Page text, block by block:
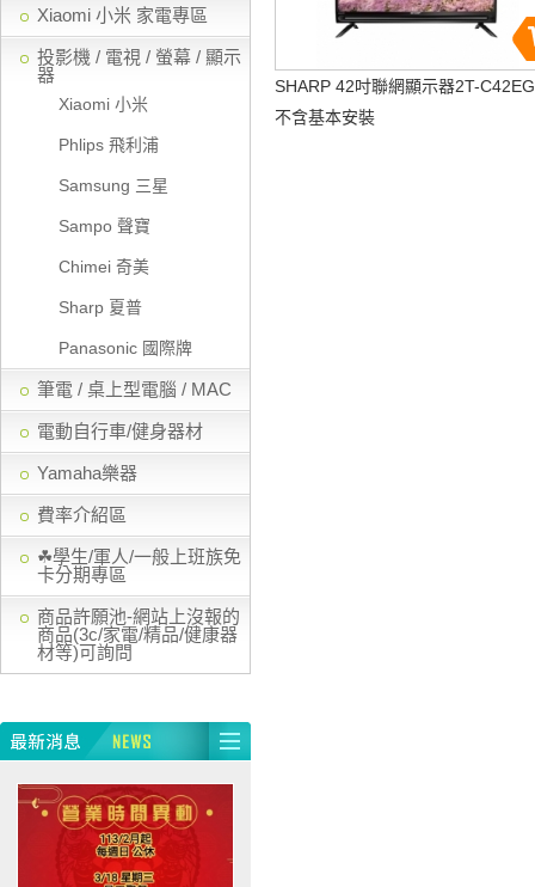
Xiaomi 小米 家電專區
投影機 / 電視 / 螢幕 / 顯示
器
Xiaomi 小米
Phlips 飛利浦
Samsung 三星
Sampo 聲寶
Chimei 奇美
Sharp 夏普
Panasonic 國際牌
筆電 / 桌上型電腦 / MAC
電動自行車/健身器材
Yamaha樂器
費率介紹區
☘學生/軍人/一般上班族免
卡分期專區
商品許願池-網站上沒報的
商品(3c/家電/精品/健康器
材等)可詢問
SHARP 42吋聯網顯示器2T-
不含基本安裝